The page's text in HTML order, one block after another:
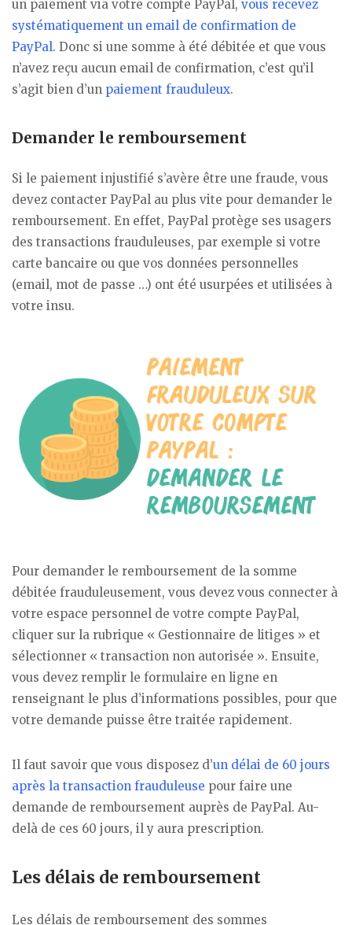
un paiement via votre compte PayPal, vous recevez
systématiquement un email de confirmation de
PayPal. Donc si une somme à été débitée et que vous
n’avez reçu aucun email de confirmation, c’est qu’il
s’agit bien d’un paiement frauduleux.
Demander le remboursement
Si le paiement injustifié s’avère être une fraude, vous
devez contacter PayPal au plus vite pour demander le
remboursement. En effet, PayPal protège ses usagers
des transactions frauduleuses, par exemple si votre
carte bancaire ou que vos données personnelles
(email, mot de passe …) ont été usurpées et utilisées à
votre insu.
Pour demander le remboursement de la somme
débitée frauduleusement, vous devez vous connecter à
votre espace personnel de votre compte PayPal,
cliquer sur la rubrique « Gestionnaire de litiges » et
sélectionner « transaction non autorisée ». Ensuite,
vous devez remplir le formulaire en ligne en
renseignant le plus d’informations possibles, pour que
votre demande puisse être traitée rapidement.
Il faut savoir que vous disposez d’un délai de 60 jours
après la transaction frauduleuse pour faire une
demande de remboursement auprès de PayPal. Au-
delà de ces 60 jours, il y aura prescription.
Les délais de remboursement
Les délais de remboursement des sommes